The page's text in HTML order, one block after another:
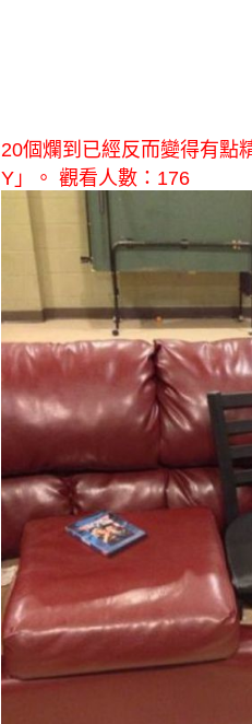
20個爛到已經反而變得有點
Y」。 觀看人數：176